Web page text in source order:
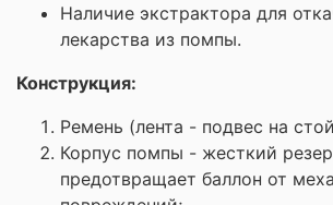
Наличие экстрактора для
лекарства из помпы.
Конструкция:
Ремень (лента - подвес на
Корпус помпы - жесткий
предотвращает баллон от